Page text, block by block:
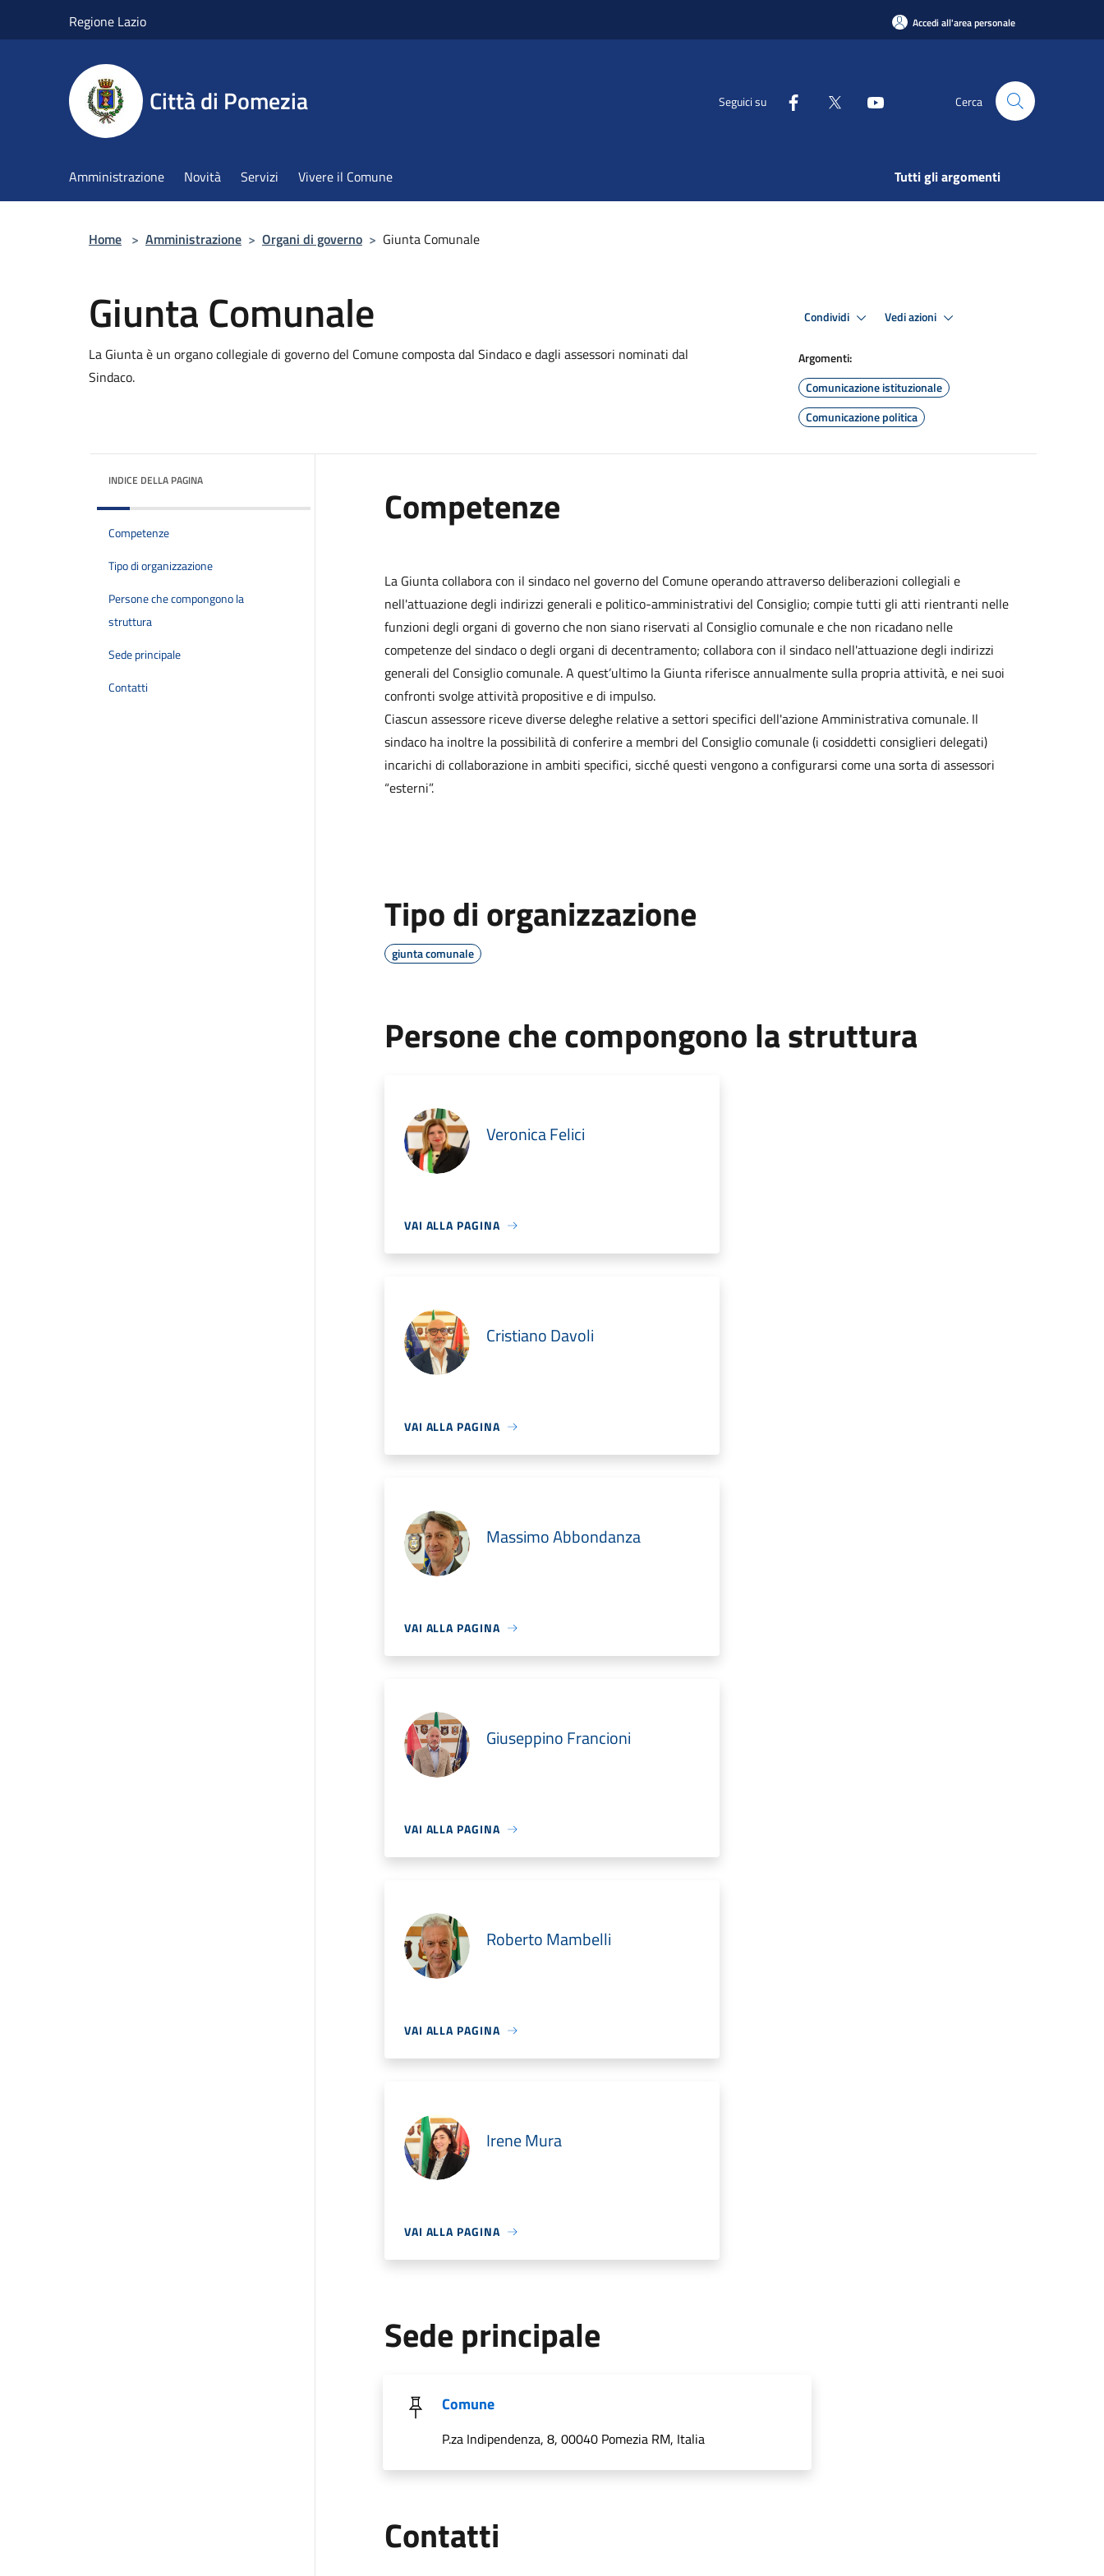
Regione Lazio Accedi all'area personale
Città di Pomezia Seguici su Cerca
Amministrazione Novità Servizi Vivere il Comune Tutti gli argomenti
Home > Amministrazione > Organi di governo > Giunta Comunale
Giunta Comunale
La Giunta è un organo collegiale di governo del Comune composta dal Sindaco e dagli assessori nominati dal
Sindaco.
Condividi Vedi azioni
Argomenti:
Comunicazione istituzionale
Comunicazione politica
INDICE DELLA PAGINA
Competenze
Tipo di organizzazione
Persone che compongono la
struttura
Sede principale
Contatti
Competenze
La Giunta collabora con il sindaco nel governo del Comune operando attraverso deliberazioni collegiali e
nell'attuazione degli indirizzi generali e politico-amministrativi del Consiglio; compie tutti gli atti rientranti nelle
funzioni degli organi di governo che non siano riservati al Consiglio comunale e che non ricadano nelle
competenze del sindaco o degli organi di decentramento; collabora con il sindaco nell'attuazione degli indirizzi
generali del Consiglio comunale. A quest’ultimo la Giunta riferisce annualmente sulla propria attività, e nei suoi
confronti svolge attività propositive e di impulso.
Ciascun assessore riceve diverse deleghe relative a settori specifici dell'azione Amministrativa comunale. Il
sindaco ha inoltre la possibilità di conferire a membri del Consiglio comunale (i cosiddetti consiglieri delegati)
incarichi di collaborazione in ambiti specifici, sicché questi vengono a configurarsi come una sorta di assessori
“esterni”.
Tipo di organizzazione
giunta comunale
Persone che compongono la struttura
Veronica Felici
VAI ALLA PAGINA
Cristiano Davoli
VAI ALLA PAGINA
Massimo Abbondanza
VAI ALLA PAGINA
Giuseppino Francioni
VAI ALLA PAGINA
Roberto Mambelli
VAI ALLA PAGINA
Irene Mura
VAI ALLA PAGINA
Sede principale
Comune
P.za Indipendenza, 8, 00040 Pomezia RM, Italia
Contatti